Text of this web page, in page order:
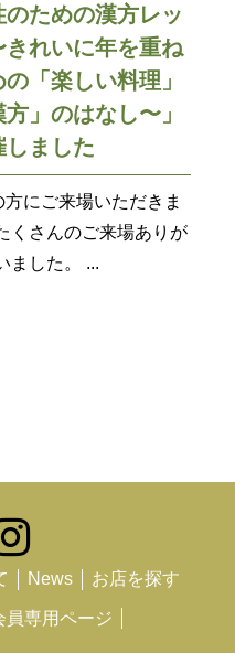
のための漢方レッ
きれいに年を重ね
「楽しい料理」
方」のはなし〜」
しました
方にご来場いただきま
くさんのご来場ありが
ました。 ...
News お店を探す
員専用ページ